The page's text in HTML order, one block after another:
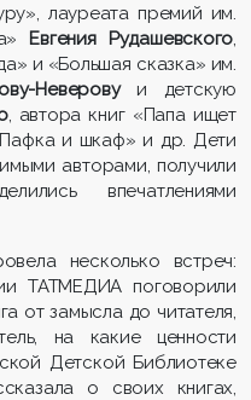
лауреата премий им.
Евгения Рудашевского,
и «Большая сказка» им.
Неверовуи детскую
, автора книг «Папа ищет
и шкаф» и др. Дети
авторами, получили
впечатлениями
несколько встреч:
ТАТМЕДИА поговорили
от замысла до читателя,
на какие ценности
Детской Библиотеке
о своих книгах,